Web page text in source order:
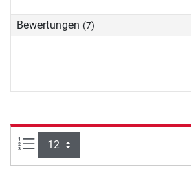
Bewertungen (7)
Artikel pro Seite: